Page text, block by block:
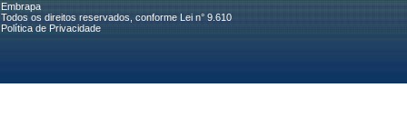
Embrapa
Todos os direitos reservados, conforme Lei n° 9.610
Política de Privacidade